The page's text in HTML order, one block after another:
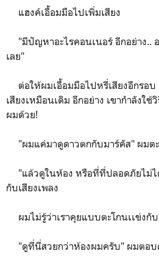
แฮงค์เอื้อมมือไปเพิ่มเสียง
"มีปัญหาอะไรคอนเนอร์ อีกอย่าง..
เลย"
ต่อให้ผมเอื้อมมือไปหรี่เสียงอีกรอบ
เสียงเหมือนเดิม อีกอย่าง เขากำลังใ
ผมด้วย!
"ผมแค่มาดูดาวตกกับมาร์คัส" ผมตะ
"แล้วดูในห้อง หรือที่ที่ปลอดภัยไม่ไ
กับเสียงเพลง
ผมไม่รู้ว่าเราคุยแบบตะโกนเเข่งกับ
"ดูที่นี่สวยกว่าห้องผมครับ" ผมตอบ